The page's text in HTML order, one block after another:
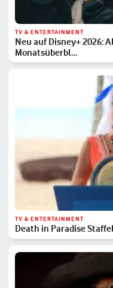
TV & ENTERTAINMENT
Neu auf Disney+ 2026:
Monatsüberbl…
TV & ENTERTAINMENT
Death in Paradise